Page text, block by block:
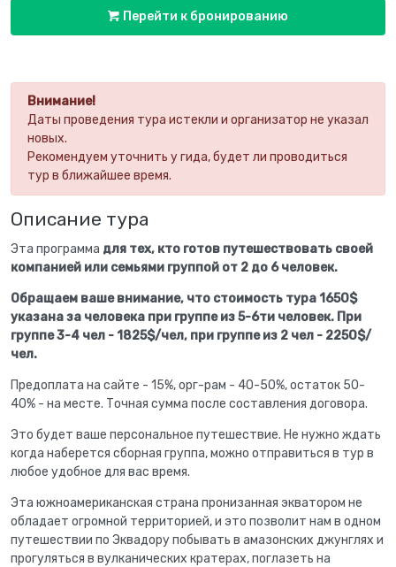
Внимание!
Даты проведения тура истекли и организатор не указал
новых.
Рекомендуем уточнить у гида, будет ли проводиться
тур в ближайшее время.
Описание тура
Эта программа для тех, кто готов путешествовать своей
компанией или семьями группой от 2 до 6 человек.
Обращаем ваше внимание, что стоимость тура 1650$
указана за человека при группе из 5-6ти человек. При
группе 3-4 чел - 1825$/чел, при группе из 2 чел - 2250$/
чел.
Предоплата на сайте - 15%, орг-рам - 40-50%, остаток 50-
40% - на месте. Точная сумма после составления договора.
Это будет ваше персональное путешествие. Не нужно ждать
когда наберется сборная группа, можно отправиться в тур в
любое удобное для вас время.
Эта южноамериканская страна пронизанная экватором не
обладает огромной территорией, и это позволит нам в одном
путешествии по Эквадору побывать в амазонских джунглях и
прогуляться в вулканических кратерах, поглазеть на
Перейти к бронированию